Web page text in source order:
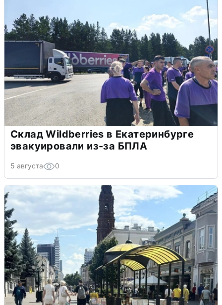
Склад Wildberries в Екатеринбурге
эвакуировали из-за БПЛА
5 августа 0